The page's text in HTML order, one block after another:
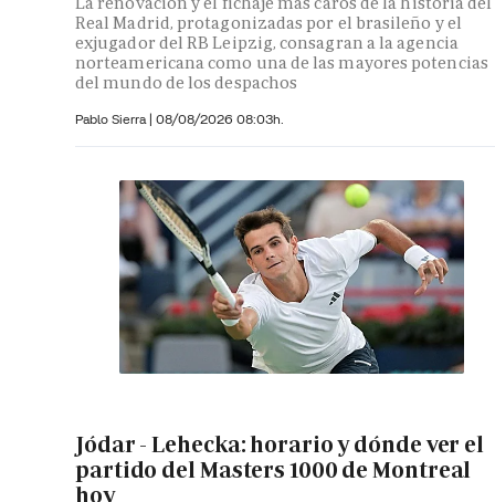
Real Madrid, protagonizadas por el brasileño y el
exjugador del RB Leipzig, consagran a la agencia
norteamericana como una de las mayores potencias
del mundo de los despachos
Pablo Sierra | 08/08/2026 08:03h.
Jódar - Lehecka: horario y dónde ver el
partido del Masters 1000 de Montreal
hoy